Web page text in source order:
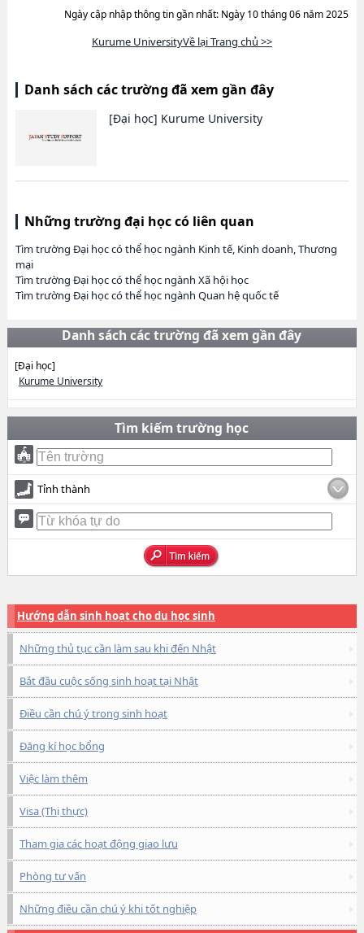
Ngày cập nhập thông tin gần nhất: Ngày 10 tháng 06 năm 2025
Kurume UniversityVề lại Trang chủ >>
Danh sách các trường đã xem gần đây
[Đại học] Kurume University
Những trường đại học có liên quan
Tìm trường Đại học có thể học ngành Kinh tế, Kinh doanh, Thương
mại
Tìm trường Đại học có thể học ngành Xã hội học
Tìm trường Đại học có thể học ngành Quan hệ quốc tế
Danh sách các trường đã xem gần đây
[Đại học]
Kurume University
Tìm kiếm trường học
Tỉnh thành
Hướng dẫn sinh hoạt cho du học sinh
Những thủ tục cần làm sau khi đến Nhật
Bắt đầu cuộc sống sinh hoạt tại Nhật
Điều cần chú ý trong sinh hoạt
Đăng kí học bổng
Việc làm thêm
Visa (Thị thực)
Tham gia các hoạt động giao lưu
Phòng tư vấn
Những điều cần chú ý khi tốt nghiệp